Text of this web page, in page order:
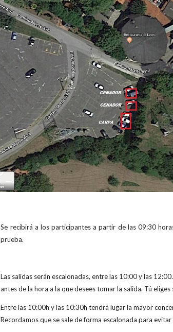
Se recibirá a los participantes a partir de las 09:30
prueba.
Las salidas serán escalonadas, entre las 10:00 y las
antes de la hora a la que desees tomar la salida. Tú
Entre las 10:00h y las 10:30h tendrá lugar la mayor
Recordamos que se sale de forma escalonada para